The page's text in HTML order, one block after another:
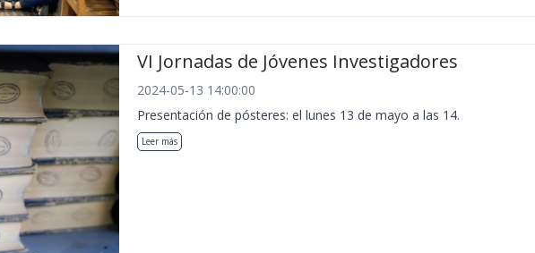
VI Jornadas de Jóvenes Investigadores
2024-05-13 14:00:00
Presentación de pósteres: el lunes 13 de mayo a las 14.
Leer más